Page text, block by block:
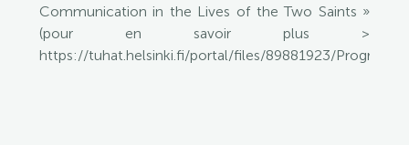
Communication in the Lives of the Two Saints »
(pour en savoir plus >
https://tuhat.helsinki.fi/portal/files/89881923/